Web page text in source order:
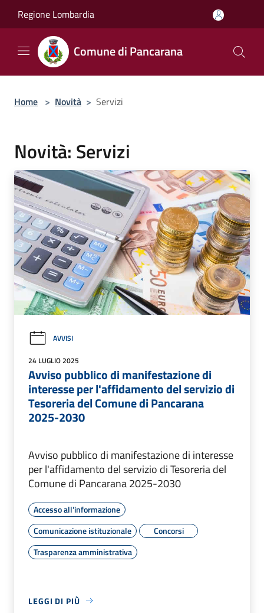
Regione Lombardia
Comune di Pancarana
Home > Novità > Servizi
Novità: Servizi
AVVISI
24 LUGLIO 2025
Avviso pubblico di manifestazione di
interesse per l'affidamento del servizio di
Tesoreria del Comune di Pancarana
2025-2030
Avviso pubblico di manifestazione di interesse
per l'affidamento del servizio di Tesoreria del
Comune di Pancarana 2025-2030
Accesso all'informazione
Comunicazione istituzionale
Concorsi
Trasparenza amministrativa
LEGGI DI PIÙ